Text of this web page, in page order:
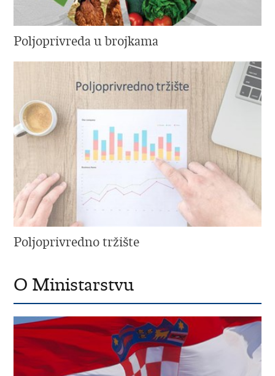
Poljoprivreda u brojkama
Poljoprivredno tržište
O Ministarstvu